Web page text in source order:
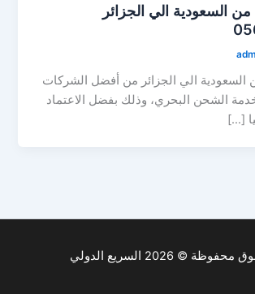
السعودية الي الجزائر
الي الجزائر من أفضل الشركات
الشحن البحري، وذلك بفضل الاعتماد
[…]
© 2026 السريع الدولي